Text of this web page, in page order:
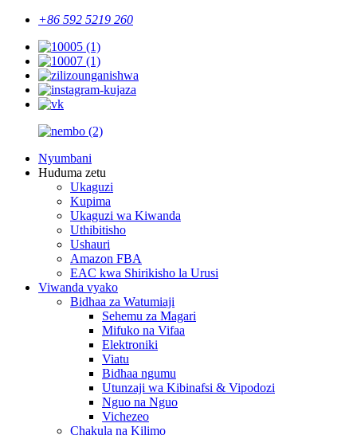
+86 592 5219 260
Nyumbani
Huduma zetu
Ukaguzi
Kupima
Ukaguzi wa Kiwanda
Uthibitisho
Ushauri
Amazon FBA
EAC kwa Shirikisho la Urusi
Viwanda vyako
Bidhaa za Watumiaji
Sehemu za Magari
Mifuko na Vifaa
Elektroniki
Viatu
Bidhaa ngumu
Utunzaji wa Kibinafsi & Vipodozi
Nguo na Nguo
Vichezeo
Chakula na Kilimo